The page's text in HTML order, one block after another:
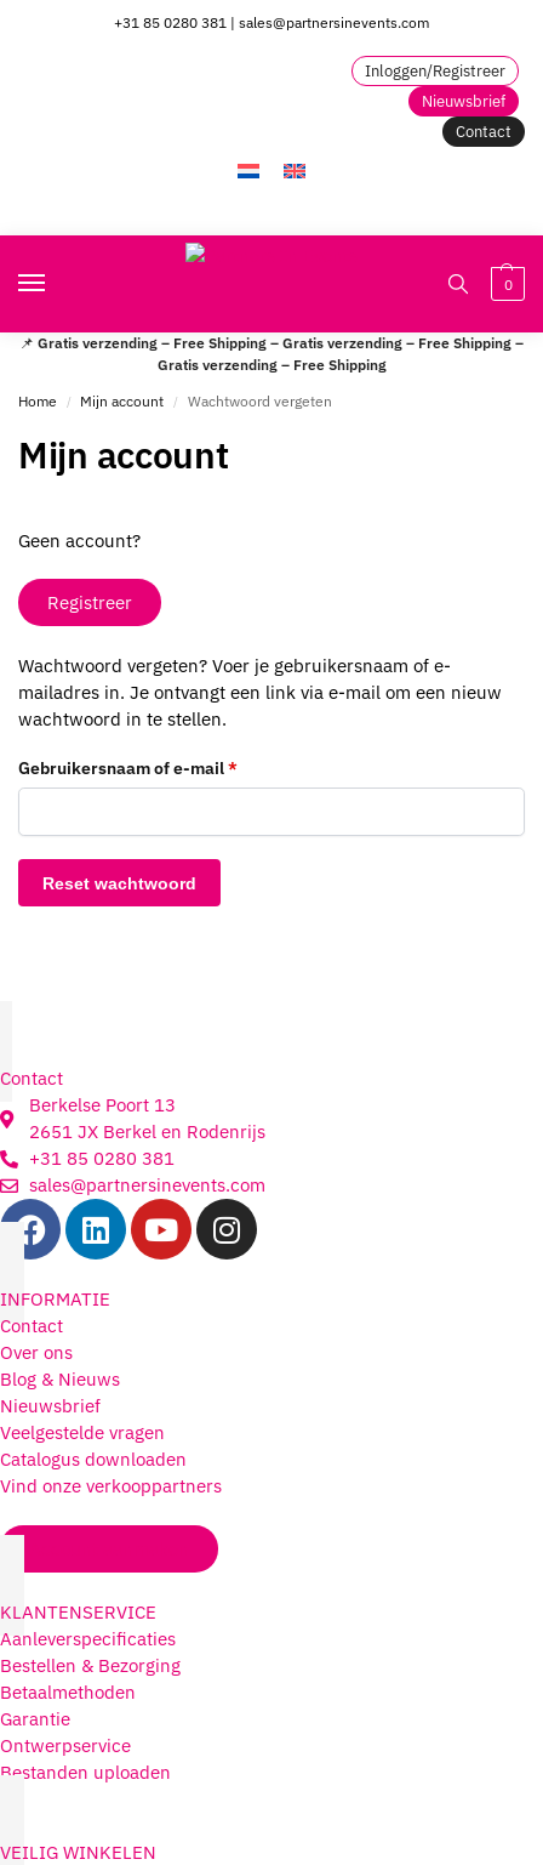
+31 85 0280 381 | sales@partnersinevents.com
Inloggen/Registreer
Nieuwsbrief
Contact
0
📌 Gratis verzending – Free Shipping – Gratis verzending – Free Shipping –
Gratis verzending – Free Shipping
Home
/ Mijn account / Wachtwoord vergeten
Mijn account
Geen account?
Registreer
Wachtwoord vergeten? Voer je gebruikersnaam of e-
mailadres in. Je ontvangt een link via e-mail om een nieuw
wachtwoord in te stellen.
Gebruikersnaam of e-mail*
Reset wachtwoord
Contact
Berkelse Poort 13
2651 JX Berkel en Rodenrijs
+31 85 0280 381
sales@partnersinevents.com
INFORMATIE
Contact
Over ons
Blog & Nieuws
Nieuwsbrief
Veelgestelde vragen
Catalogus downloaden
Vind onze verkooppartners
KLANTENSERVICE
Aanleverspecificaties
Bestellen & Bezorging
Betaalmethoden
Garantie
Ontwerpservice
Bestanden uploaden
VEILIG WINKELEN